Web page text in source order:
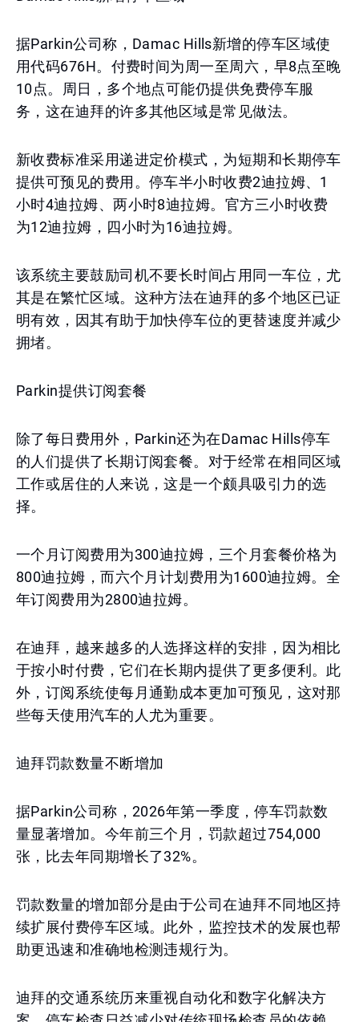
据Parkin公司称，Damac Hills新增的停车区域使
用代码676H。付费时间为周一至周六，早8点至晚
10点。周日，多个地点可能仍提供免费停车服
务，这在迪拜的许多其他区域是常见做法。
新收费标准采用递进定价模式，为短期和长期停车
提供可预见的费用。停车半小时收费2迪拉姆、1
小时4迪拉姆、两小时8迪拉姆。官方三小时收费
为12迪拉姆，四小时为16迪拉姆。
该系统主要鼓励司机不要长时间占用同一车位，尤
其是在繁忙区域。这种方法在迪拜的多个地区已证
明有效，因其有助于加快停车位的更替速度并减少
拥堵。
Parkin提供订阅套餐
除了每日费用外，Parkin还为在Damac Hills停车
的人们提供了长期订阅套餐。对于经常在相同区域
工作或居住的人来说，这是一个颇具吸引力的选
择。
一个月订阅费用为300迪拉姆，三个月套餐价格为
800迪拉姆，而六个月计划费用为1600迪拉姆。全
年订阅费用为2800迪拉姆。
在迪拜，越来越多的人选择这样的安排，因为相比
于按小时付费，它们在长期内提供了更多便利。此
外，订阅系统使每月通勤成本更加可预见，这对那
些每天使用汽车的人尤为重要。
迪拜罚款数量不断增加
据Parkin公司称，2026年第一季度，停车罚款数
量显著增加。今年前三个月，罚款超过754,000
张，比去年同期增长了32%。
罚款数量的增加部分是由于公司在迪拜不同地区持
续扩展付费停车区域。此外，监控技术的发展也帮
助更迅速和准确地检测违规行为。
迪拜的交通系统历来重视自动化和数字化解决方